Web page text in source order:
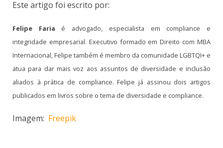
Este artigo foi escrito por:
Felipe Faria é advogado, especialista em compliance e
integridade empresarial. Executivo formado em Direito com MBA
Internacional, Felipe também é membro da comunidade LGBTQI+ e
atua para dar mais voz aos assuntos de diversidade e inclusão
aliados à prática de compliance. Felipe já assinou dois artigos
publicados em livros sobre o tema de diversidade e compliance.
Imagem: Freepik